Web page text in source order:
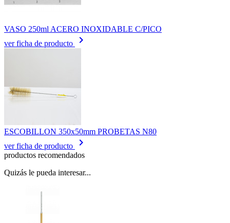
VASO 250ml ACERO INOXIDABLE C/PICO
ver ficha de producto
keyboard_arrow_right
ESCOBILLON 350x50mm PROBETAS N80
ver ficha de producto
keyboard_arrow_right
productos recomendados
Quizás le pueda interesar...